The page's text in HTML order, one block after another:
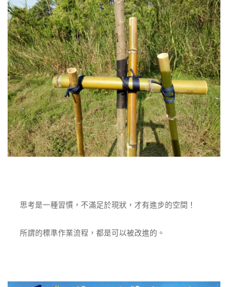
思考是一種習慣，不滿足於現狀，才有進步的空間！
所謂的標準作業流程，都是可以被改進的。